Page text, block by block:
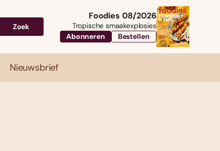
Zoek
Foodies 08/2026
Tropische smaakexplosies
Abonneren
Bestellen
Nieuwsbrief